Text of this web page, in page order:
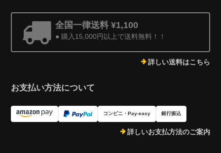
全国一律送料 ¥1,100
● 購入15,000円以上で送料無料！！
詳しい送料はこちら
お支払い方法について
コンビニ・Pay-easy 銀行振込
詳しいお支払方法のご案内